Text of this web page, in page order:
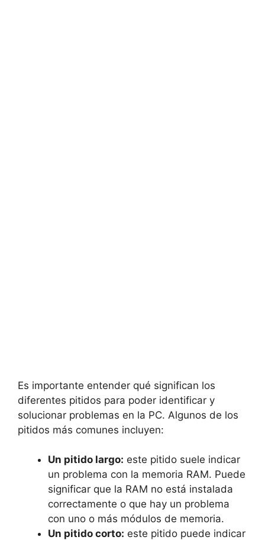
Es importante entender qué significan⁤ los⁣
diferentes pitidos para poder identificar y
solucionar‌ problemas en la‌ PC. Algunos⁣ de⁢ los‍
pitidos más comunes⁤ incluyen:
Un pitido largo: este​ pitido suele indicar
un problema ⁤con la memoria RAM. Puede
significar que la RAM no está‍ instalada⁤
correctamente o que hay un problema
⁣con uno o más​ módulos de ⁤memoria.
Un pitido corto: este pitido puede indicar